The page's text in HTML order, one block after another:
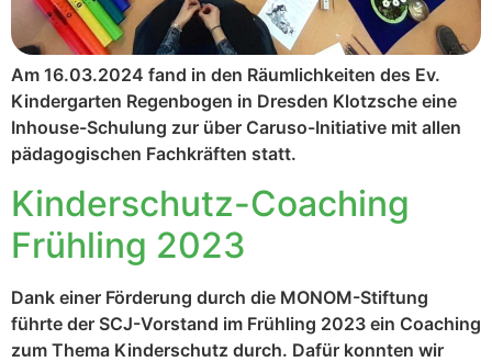
Am 16.03.2024 fand in den Räumlichkeiten des Ev.
Kindergarten Regenbogen in Dresden Klotzsche eine
Inhouse-Schulung zur über Caruso-Initiative mit allen
pädagogischen Fachkräften statt.
Kinderschutz-Coaching
Frühling 2023
Dank einer Förderung durch die MONOM-Stiftung
führte der SCJ-Vorstand im Frühling 2023 ein Coaching
zum Thema Kinderschutz durch. Dafür konnten wir